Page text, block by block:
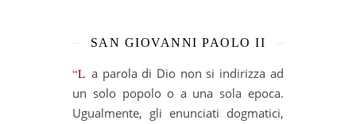
SAN GIOVANNI PAOLO II
“La parola di Dio non si indirizza ad
un solo popolo o a una sola epoca.
Ugualmente, gli enunciati dogmatici,